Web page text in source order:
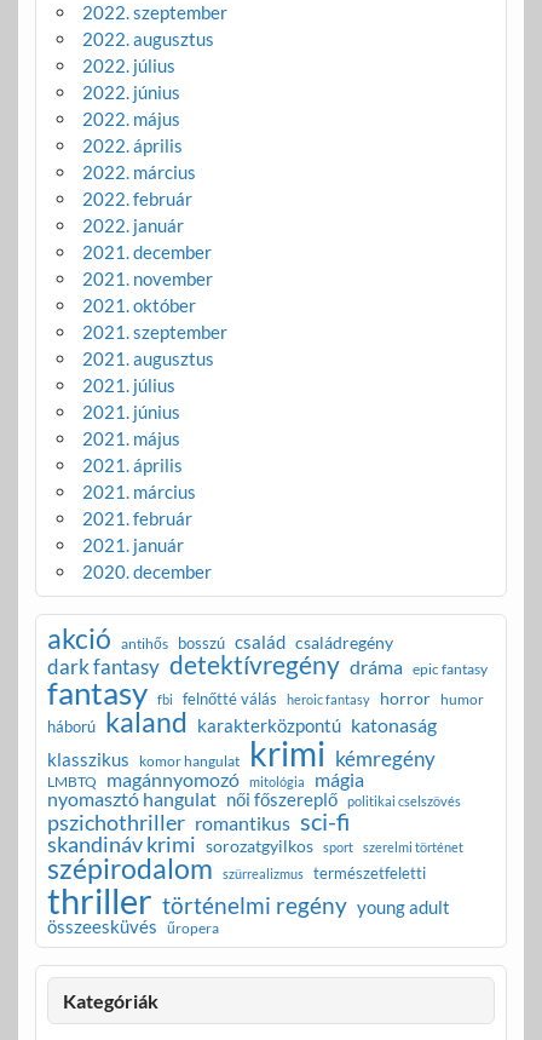
2022. szeptember
2022. augusztus
2022. július
2022. június
2022. május
2022. április
2022. március
2022. február
2022. január
2021. december
2021. november
2021. október
2021. szeptember
2021. augusztus
2021. július
2021. június
2021. május
2021. április
2021. március
2021. február
2021. január
2020. december
akció antihős bosszú család családregény
dark fantasy detektívregény dráma epic fantasy
fantasy fbi felnőtté válás heroic fantasy horror humor
háború kaland karakterközpontú katonaság
klasszikus komor hangulat krimi kémregény
LMBTQ magánnyomozó mitológia mágia
nyomasztó hangulat női főszereplő politikai cselszövés
pszichothriller romantikus sci-fi
skandináv krimi sorozatgyilkos sport szerelmi történet
szépirodalom szürrealizmus természetfeletti
thriller történelmi regény young adult
összeesküvés űropera
Kategóriák